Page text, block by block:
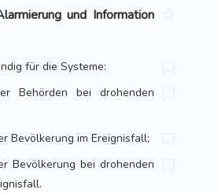
und Information
für die Systeme:
Behörden bei drohenden
Bevölkerung im Ereignisfall;
Bevölkerung bei drohenden